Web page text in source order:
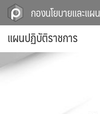
Skip
กองนโยบายและแผน
แผนปฏิบัติราชการ